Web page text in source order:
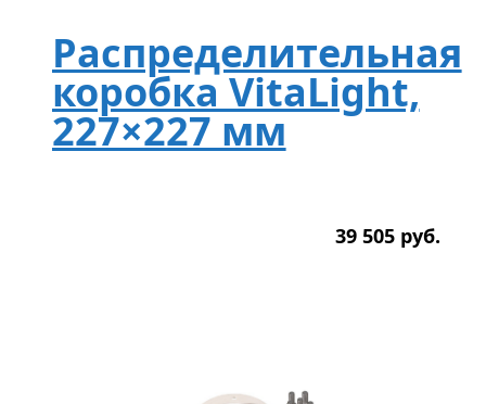
Распределительная
коробка VitaLight,
227×227 мм
39 505 руб.